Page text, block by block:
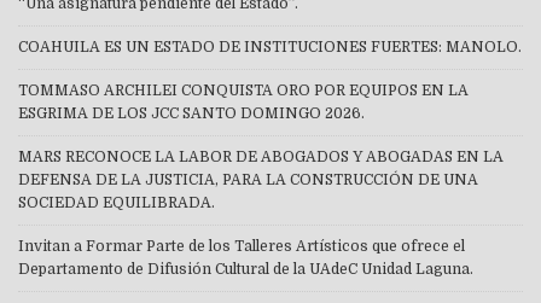
“Una asignatura pendiente del Estado”.
COAHUILA ES UN ESTADO DE INSTITUCIONES FUERTES: MANOLO.
TOMMASO ARCHILEI CONQUISTA ORO POR EQUIPOS EN LA
ESGRIMA DE LOS JCC SANTO DOMINGO 2026.
MARS RECONOCE LA LABOR DE ABOGADOS Y ABOGADAS EN LA
DEFENSA DE LA JUSTICIA, PARA LA CONSTRUCCIÓN DE UNA
SOCIEDAD EQUILIBRADA.
Invitan a Formar Parte de los Talleres Artísticos que ofrece el
Departamento de Difusión Cultural de la UAdeC Unidad Laguna.